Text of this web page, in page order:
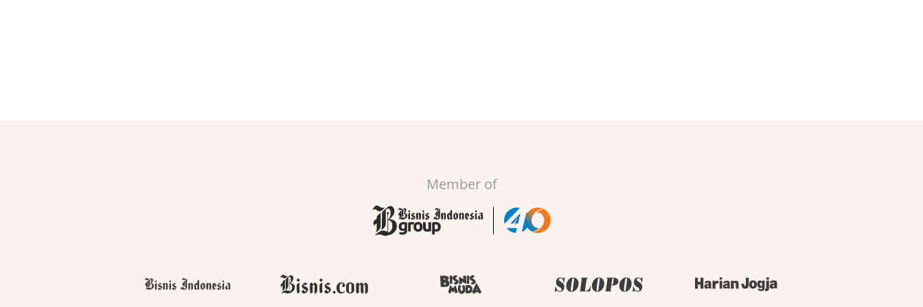
Member of